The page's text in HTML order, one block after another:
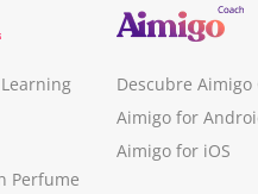
Perfume
Descubre Aimigo
Aimigo for
Aimigo for iOS